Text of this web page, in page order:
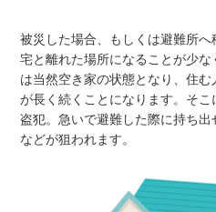
被災した場合、もしくは避難所
宅と離れた場所になることが少
は当然空き家の状態となり、住
が長く続くことになります。そ
盗犯。急いで避難した際に持ち
などが狙われます。